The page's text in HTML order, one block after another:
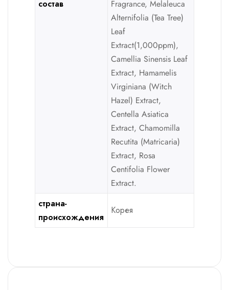
состав
Fragrance, Melaleuca
Alternifolia (Tea Tree)
Leaf
Extract(1,000ppm),
Camellia Sinensis Leaf
Extract, Hamamelis
Virginiana (Witch
Hazel) Extract,
Centella Asiatica
Extract, Chamomilla
Recutita (Matricaria)
Extract, Rosa
Centifolia Flower
Extract.
страна-
происхождения
Корея